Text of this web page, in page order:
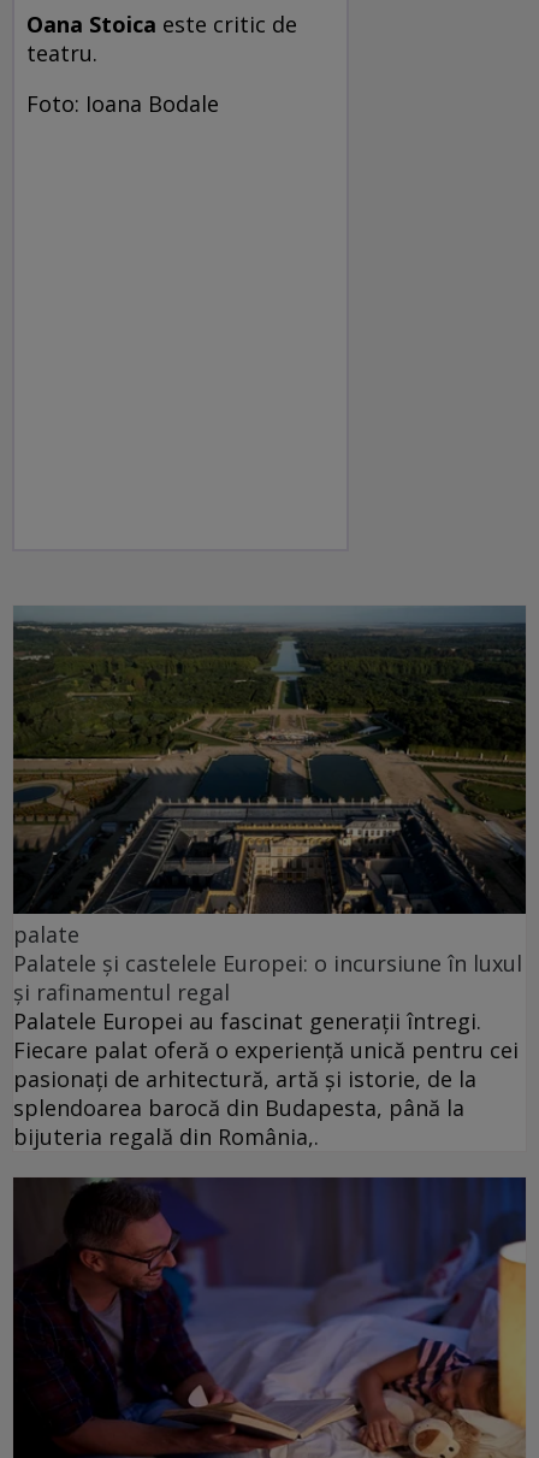
Oana Stoica este critic de
teatru.
Foto: Ioana Bodale
palate
Palatele și castelele Europei: o incursiune în luxul
și rafinamentul regal
Palatele Europei au fascinat generații întregi.
Fiecare palat oferă o experiență unică pentru cei
pasionați de arhitectură, artă și istorie, de la
splendoarea barocă din Budapesta, până la
bijuteria regală din România,.